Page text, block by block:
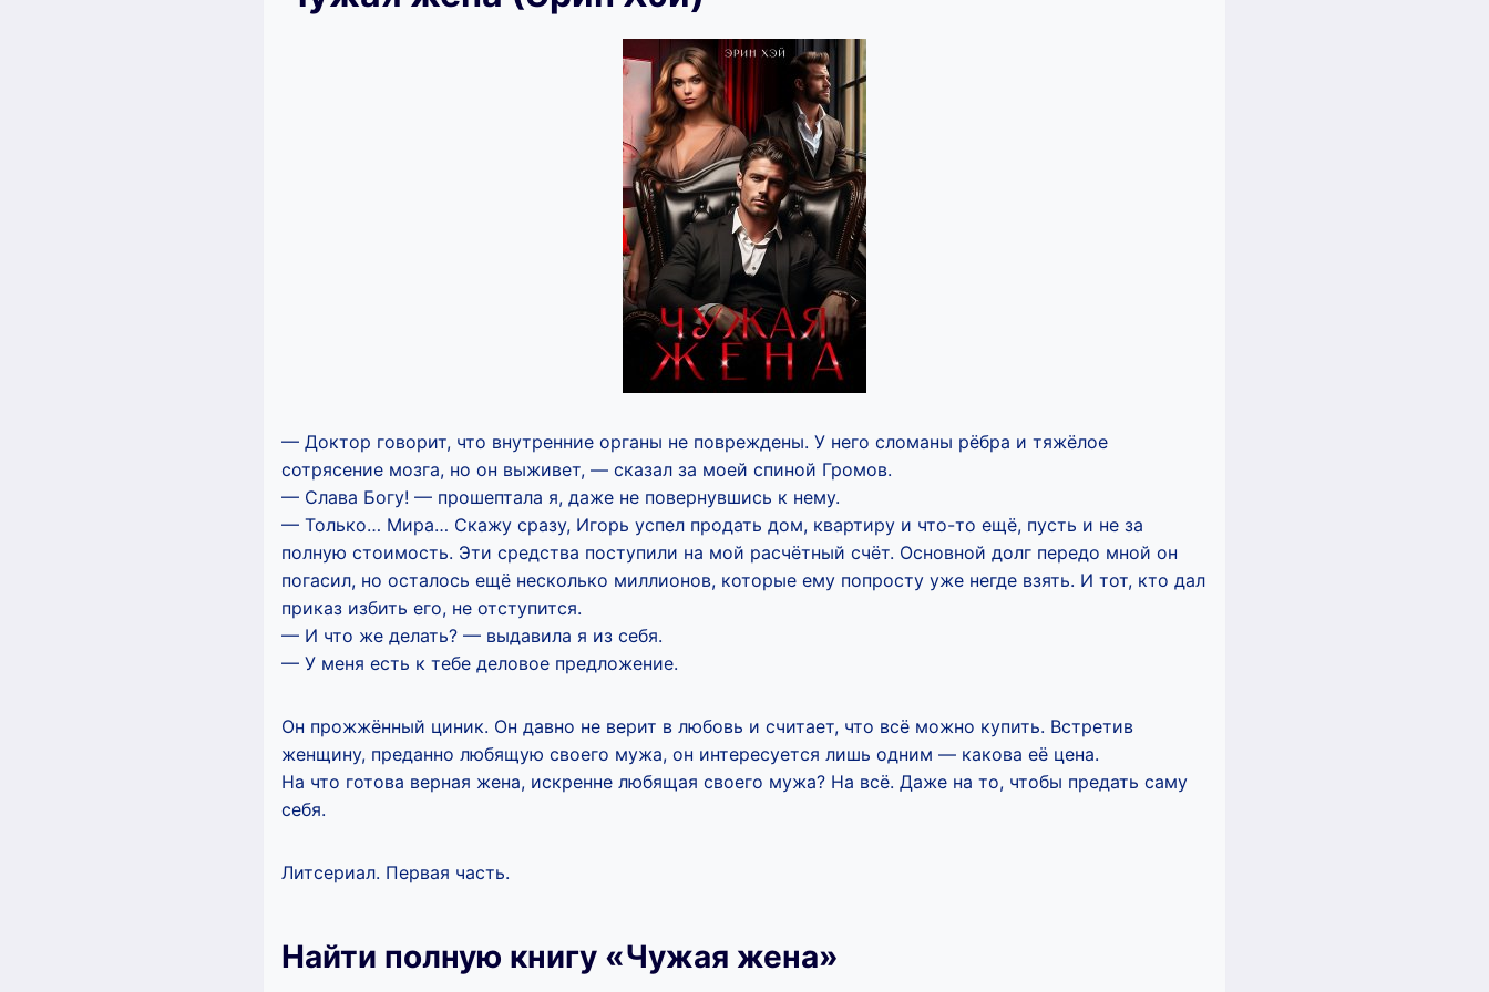
— Доктор говорит, что внутренние органы не повреждены. У него сломаны рёбра и тяжёлое
сотрясение мозга, но он выживет, — сказал за моей спиной Громов.
— Слава Богу! — прошептала я, даже не повернувшись к нему.
— Только… Мира… Скажу сразу, Игорь успел продать дом, квартиру и что-то ещё, пусть и не за
полную стоимость. Эти средства поступили на мой расчётный счёт. Основной долг передо мной он
погасил, но осталось ещё несколько миллионов, которые ему попросту уже негде взять. И тот, кто дал
приказ избить его, не отступится.
— И что же делать? — выдавила я из себя.
— У меня есть к тебе деловое предложение.
Он прожжённый циник. Он давно не верит в любовь и считает, что всё можно купить. Встретив
женщину, преданно любящую своего мужа, он интересуется лишь одним — какова её цена.
На что готова верная жена, искренне любящая своего мужа? На всё. Даже на то, чтобы предать саму
себя.
Литсериал. Первая часть.
Найти полную книгу «Чужая жена»